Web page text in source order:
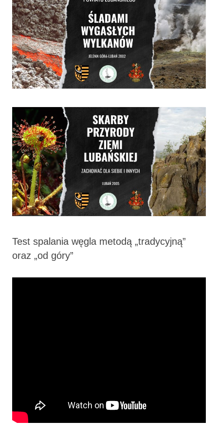
Test spalania węgla metodą „tradycyjną”
oraz „od góry”